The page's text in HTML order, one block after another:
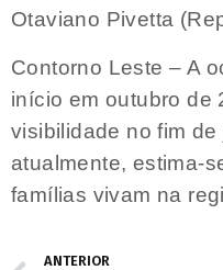
Otaviano Pivetta
Contorno Leste – A
início em outubro de
visibilidade no fim
atualmente, estima-
famílias vivam na
ANTERIOR